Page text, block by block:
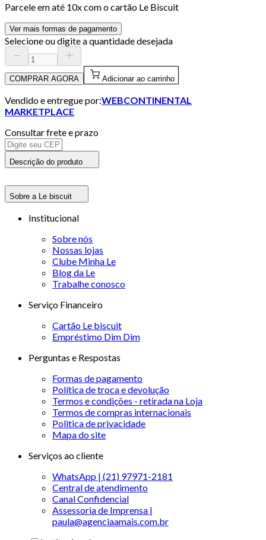
Parcele em até 10x com o cartão Le Biscuit
Ver mais formas de pagamento
Selecione ou digite a quantidade desejada
COMPRAR AGORA Adicionar ao carrinho
Vendido e entregue por:WEBCONTINENTAL
MARKETPLACE
Consultar frete e prazo
Descrição do produto
Sobre a Le biscuit
Institucional
Sobre nós
Nossas lojas
Clube Minha Le
Blog da Le
Trabalhe conosco
Serviço Financeiro
Cartão Le biscuit
Empréstimo Dim Dim
Perguntas e Respostas
Formas de pagamento
Política de troca e devolução
Termos e condições - retirada na Loja
Termos de compras internacionais
Politica de privacidade
Mapa do site
Serviços ao cliente
WhatsApp | (21) 97971-2181
Central de atendimento
Canal Confidencial
Assessoria de Imprensa |
paula@agenciaamais.com.br